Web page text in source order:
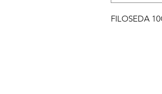
FILOSEDA